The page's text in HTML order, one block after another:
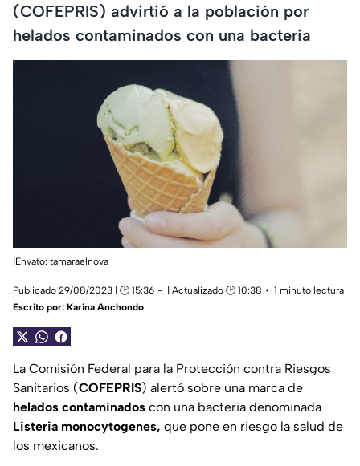
(COFEPRIS) advirtió a la población por
helados contaminados con una bacteria
|Envato: tamaraelnova
Publicado 29/08/2023 | 🕑 15:36 | Actualizado 🕑 10:38
1 minuto lectura
Escrito por: Karina Anchondo
La Comisión Federal para la Protección contra Riesgos
Sanitarios (COFEPRIS) alertó sobre una marca de
helados contaminados con una bacteria denominada
Listeria monocytogenes, que pone en riesgo la salud de
los mexicanos.